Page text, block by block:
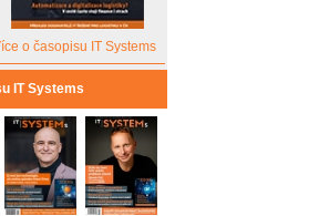
o časopisu IT Systems
IT Systems